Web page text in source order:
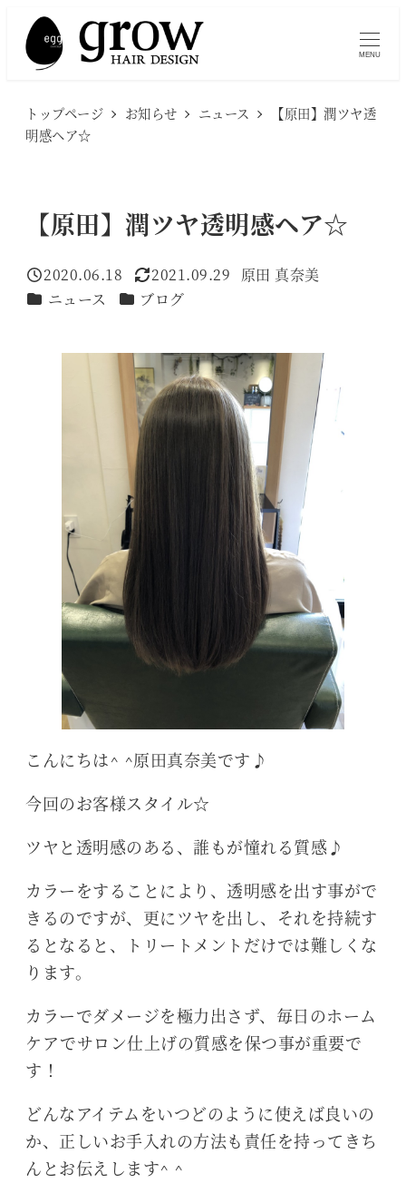
MENU
トップページ お知らせ ニュース
【原田】潤ツヤ透
明感ヘア☆
【原田】潤ツヤ透明感ヘア☆
投稿日
2020.06.18
更新日
2021.09.29
著
原田 真奈美
カテゴリー
ニュース カテゴリー
ブログ
こんにちは^ ^原田真奈美です♪
今回のお客様スタイル☆
ツヤと透明感のある、誰もが憧れる質感♪
カラーをすることにより、透明感を出す事がで
きるのですが、更にツヤを出し、それを持続す
るとなると、トリートメントだけでは難しくな
ります。
カラーでダメージを極力出さず、毎日のホーム
ケアでサロン仕上げの質感を保つ事が重要で
す！
どんなアイテムをいつどのように使えば良いの
か、正しいお手入れの方法も責任を持ってきち
んとお伝えします^ ^